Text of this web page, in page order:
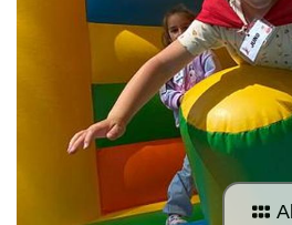
Malta
Nederland
Surfkampen Sri Lanka
Surfkampen Buitenland
Surfkampen 18+
Taalvakanties Spaans
Taalvakanties Nederlands
Taalvakanties Duits
Taalvakanties Italiaans
Volwassenen